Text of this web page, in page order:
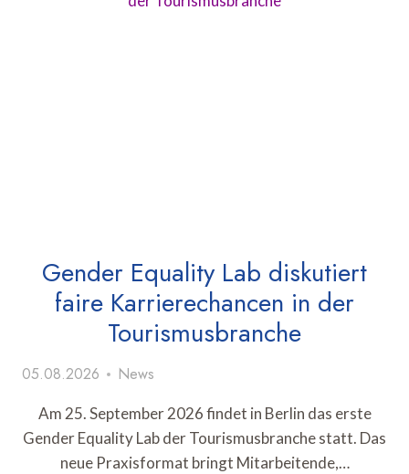
Gender Equality Lab diskutiert
faire Karrierechancen in der
Tourismusbranche
05.08.2026 News
Am 25. September 2026 findet in Berlin das erste
Gender Equality Lab der Tourismusbranche statt. Das
neue Praxisformat bringt Mitarbeitende,…